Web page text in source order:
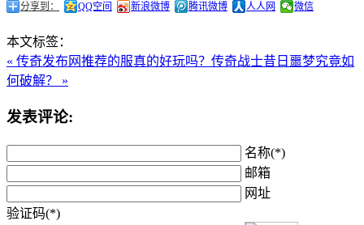
分享到： QQ空间 新浪微博 腾讯微博 人人网 微信
本文标签：
« 传奇发布网推荐的服真的好玩吗？ 传奇战士昔日噩梦究竟如
何破解？ »
发表评论:
名称(*)
邮箱
网址
验证码(*)